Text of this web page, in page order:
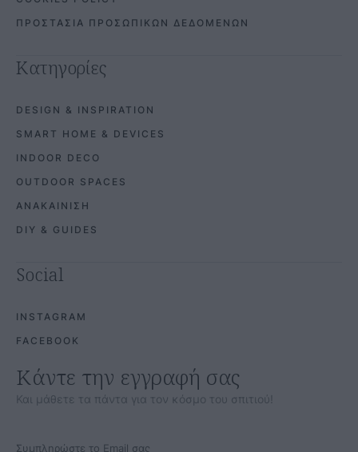
ΠΡΟΣΤΑΣΙΑ ΠΡΟΣΩΠΙΚΩΝ ΔΕΔΟΜΕΝΩΝ
Κατηγορίες
DESIGN & INSPIRATION
SMART HOME & DEVICES
INDOOR DECO
OUTDOOR SPACES
ΑΝΑΚΑΙΝΙΣΗ
DIY & GUIDES
Social
INSTAGRAM
FACEBOOK
Κάντε την εγγραφή σας
Και μάθετε τα πάντα για τον κόσμο του σπιτιού!
Συμπληρώστε το Email σας